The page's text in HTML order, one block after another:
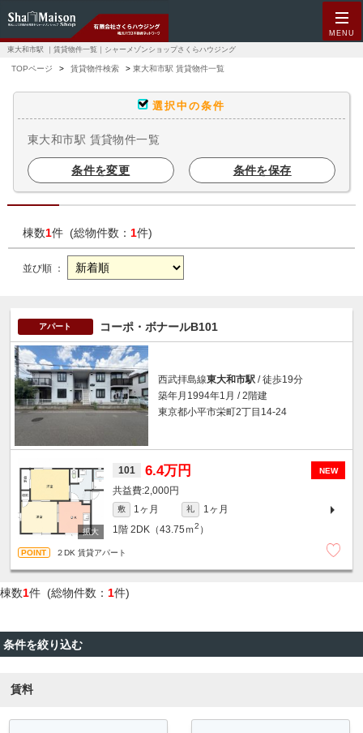
MENU
東大和市駅 ｜賃貸物件一覧｜シャーメゾンショップさくらハウジング
TOPページ 賃貸物件検索 東大和市駅 賃貸物件一覧
選択中の条件
東大和市駅 賃貸物件一覧
条件を変更 条件を保存
棟数1件 (総物件数： 1件)
並び順 ：
アパート コーポ・ボナールB101
西武拝島線東大和市駅 / 徒歩19分
築年月1994年1月 / 2階建
東京都小平市栄町2丁目14-24
NEW
101 6.4万円
2,000円
敷 1ヶ月 礼
1ヶ月
1階 2DK（43.75ｍ2 ）
２DK 賃貸アパート
棟数1件 (総物件数： 1件)
条件を絞り込む
賃料